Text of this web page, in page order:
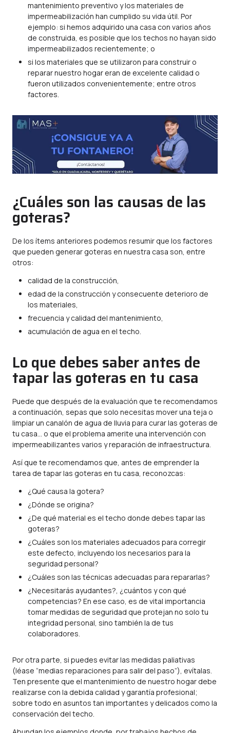
mantenimiento preventivo y los materiales de
impermeabilización han cumplido su vida útil. Por
ejemplo: si hemos adquirido una casa con varios años
de construida, es posible que los techos no hayan sido
impermeabilizados recientemente; o
si los materiales que se utilizaron para construir o
reparar nuestro hogar eran de excelente calidad o
fueron utilizados convenientemente; entre otros
factores.
¿Cuáles son las causas de las
goteras?
De los ítems anteriores podemos resumir que los factores
que pueden generar goteras en nuestra casa son, entre
otros:
calidad de la construcción,
edad de la construcción y consecuente deterioro de
los materiales,
frecuencia y calidad del mantenimiento,
acumulación de agua en el techo.
Lo que debes saber antes de
tapar las goteras en tu casa
Puede que después de la evaluación que te recomendamos
a continuación, sepas que solo necesitas mover una teja o
limpiar un canalón de agua de lluvia para curar las goteras de
tu casa… o que el problema amerite una intervención con
impermeabilizantes varios y reparación de infraestructura.
Así que te recomendamos que, antes de emprender la
tarea de tapar las goteras en tu casa, reconozcas:
¿Qué causa la gotera?
¿Dónde se origina?
¿De qué material es el techo donde debes tapar las
goteras?
¿Cuáles son los materiales adecuados para corregir
este defecto, incluyendo los necesarios para la
seguridad personal?
¿Cuáles son las técnicas adecuadas para repararlas?
¿Necesitarás ayudantes?, ¿cuántos y con qué
competencias? En ese caso, es de vital importancia
tomar medidas de seguridad que protejan no solo tu
integridad personal, sino también la de tus
colaboradores.
Por otra parte, si puedes evitar las medidas paliativas
(léase “medias reparaciones para salir del paso”), evítalas.
Ten presente que el mantenimiento de nuestro hogar debe
realizarse con la debida calidad y garantía profesional;
sobre todo en asuntos tan importantes y delicados como la
conservación del techo.